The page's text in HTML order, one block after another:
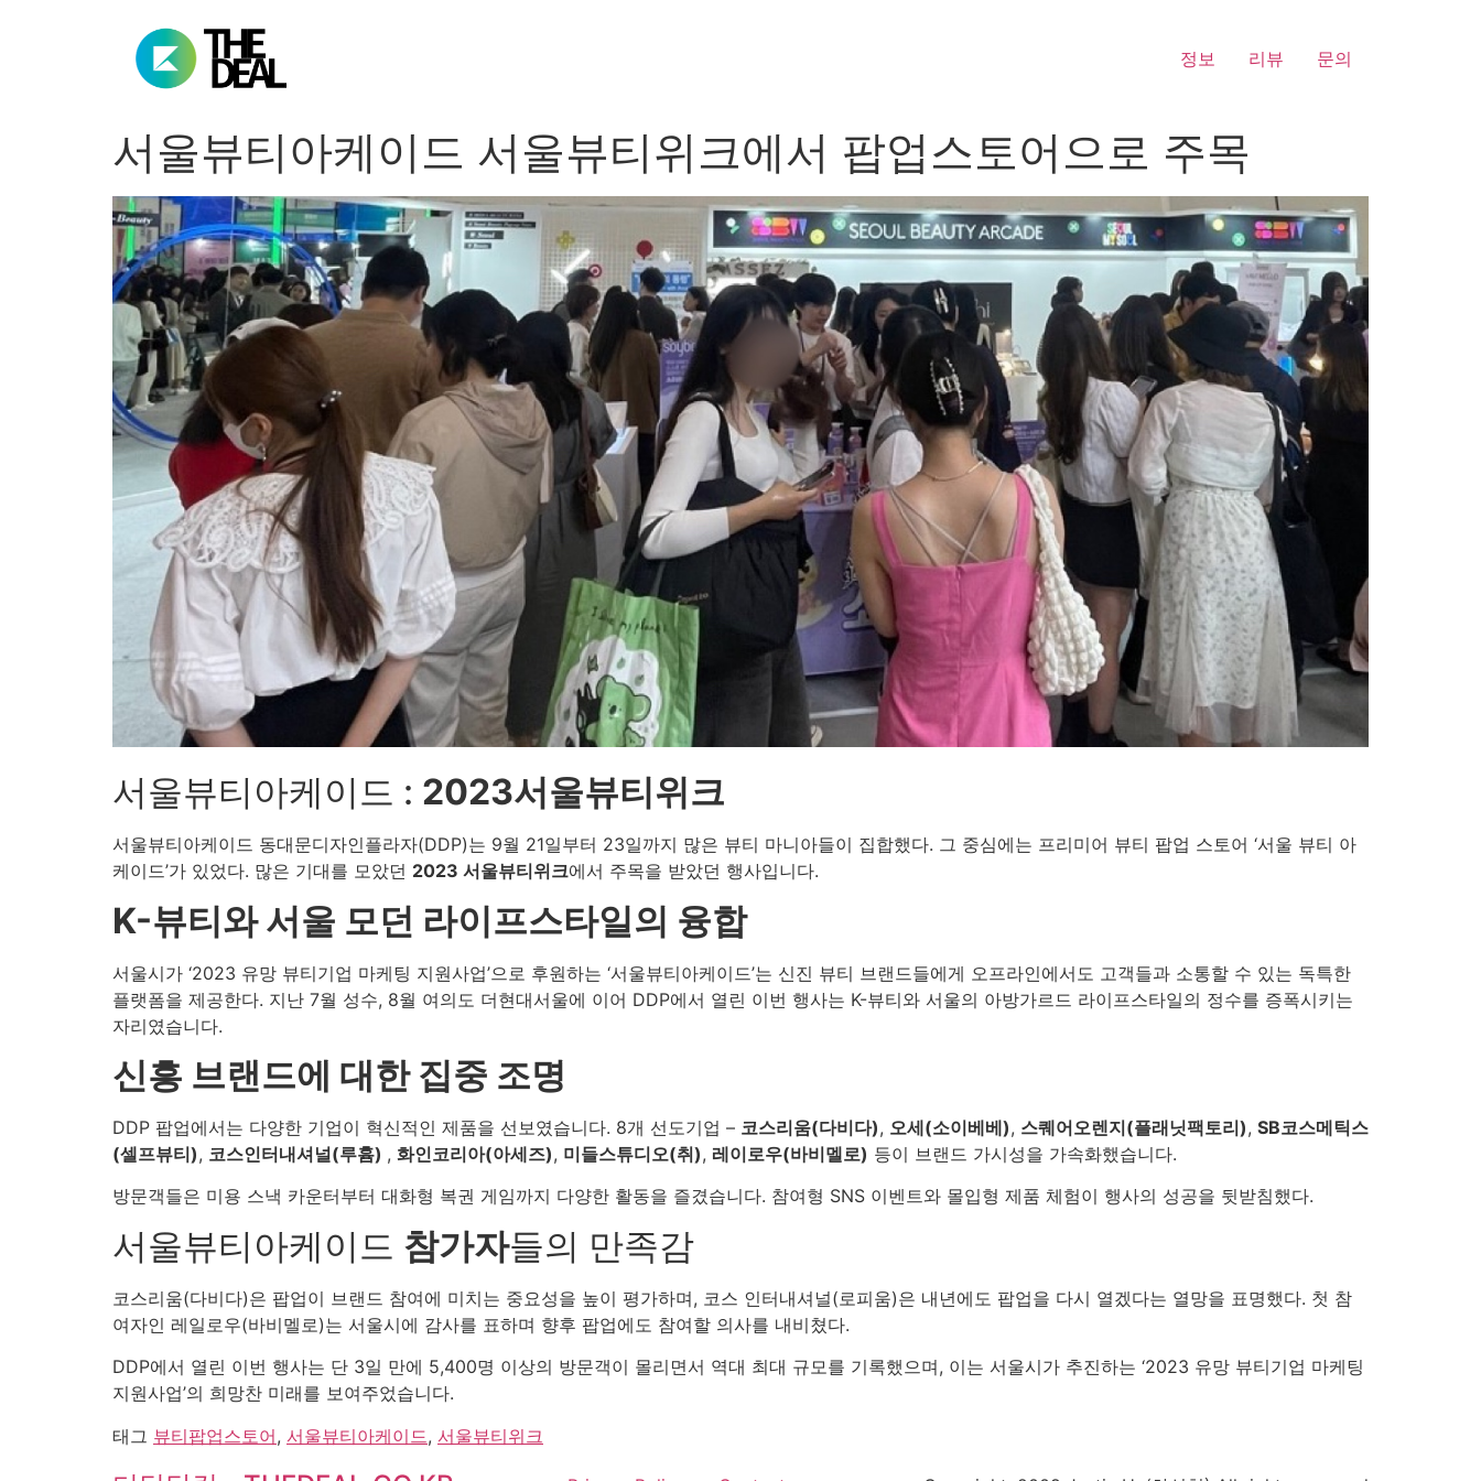
정보 리뷰 문의
서울뷰티아케이드 서울뷰티위크에서 팝업스토어으로 주목
서울뷰티아케이드 : 2023서울뷰티위크
서울뷰티아케이드 동대문디자인플라자(DDP)는 9월 21일부터 23일까지 많은 뷰티 마니아들이 집합했다. 그 중심에는 프리미어 뷰티 팝업 스토어 ‘서울 뷰티 아
케이드’가 있었다. 많은 기대를 모았던 2023 서울뷰티위크에서 주목을 받았던 행사입니다.
K-뷰티와 서울 모던 라이프스타일의 융합
서울시가 ‘2023 유망 뷰티기업 마케팅 지원사업’으로 후원하는 ‘서울뷰티아케이드’는 신진 뷰티 브랜드들에게 오프라인에서도 고객들과 소통할 수 있는 독특한
플랫폼을 제공한다. 지난 7월 성수, 8월 여의도 더현대서울에 이어 DDP에서 열린 이번 행사는 K-뷰티와 서울의 아방가르드 라이프스타일의 정수를 증폭시키는
자리였습니다.
신흥 브랜드에 대한 집중 조명
DDP 팝업에서는 다양한 기업이 혁신적인 제품을 선보였습니다. 8개 선도기업 – 코스리움(다비다), 오세(소이베베), 스퀘어오렌지(플래닛팩토리), SB코스메틱스
(셀프뷰티), 코스인터내셔널(루흄) , 화인코리아(아세즈), 미들스튜디오(취), 레이로우(바비멜로) 등이 브랜드 가시성을 가속화했습니다.
방문객들은 미용 스낵 카운터부터 대화형 복권 게임까지 다양한 활동을 즐겼습니다. 참여형 SNS 이벤트와 몰입형 제품 체험이 행사의 성공을 뒷받침했다.
서울뷰티아케이드 참가자들의 만족감
코스리움(다비다)은 팝업이 브랜드 참여에 미치는 중요성을 높이 평가하며, 코스 인터내셔널(로피움)은 내년에도 팝업을 다시 열겠다는 열망을 표명했다. 첫 참
여자인 레일로우(바비멜로)는 서울시에 감사를 표하며 향후 팝업에도 참여할 의사를 내비쳤다.
DDP에서 열린 이번 행사는 단 3일 만에 5,400명 이상의 방문객이 몰리면서 역대 최대 규모를 기록했으며, 이는 서울시가 추진하는 ‘2023 유망 뷰티기업 마케팅
지원사업’의 희망찬 미래를 보여주었습니다.
태그 뷰티팝업스토어, 서울뷰티아케이드, 서울뷰티위크